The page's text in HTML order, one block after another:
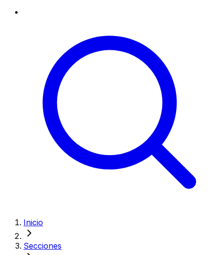
Inicio
Secciones